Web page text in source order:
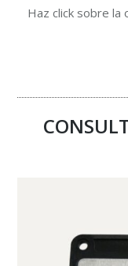
Haz click sobre la